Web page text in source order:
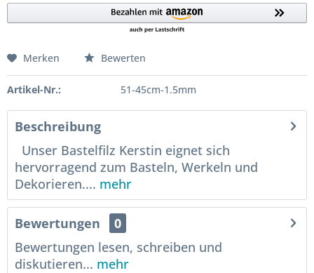
Merken Bewerten
Artikel-Nr.: 51-45cm-1.5mm
Beschreibung
Unser Bastelfilz Kerstin eignet sich
hervorragend zum Basteln, Werkeln und
Dekorieren.... mehr
Bewertungen
0
Bewertungen lesen, schreiben und
diskutieren... mehr